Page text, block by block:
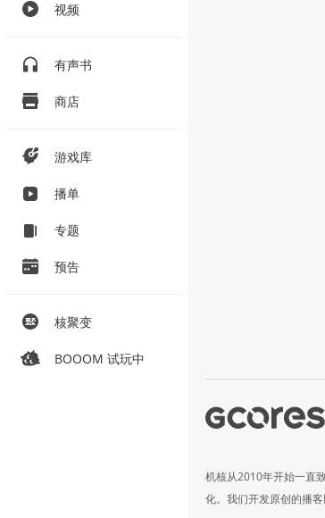
视频
有声书
商店
游戏库
播单
专题
预告
核聚变
BOOOM 试玩中
机核从2010年开始一直
化。我们开发原创的播